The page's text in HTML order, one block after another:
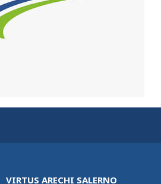
VIRTUS ARECHI SALERNO